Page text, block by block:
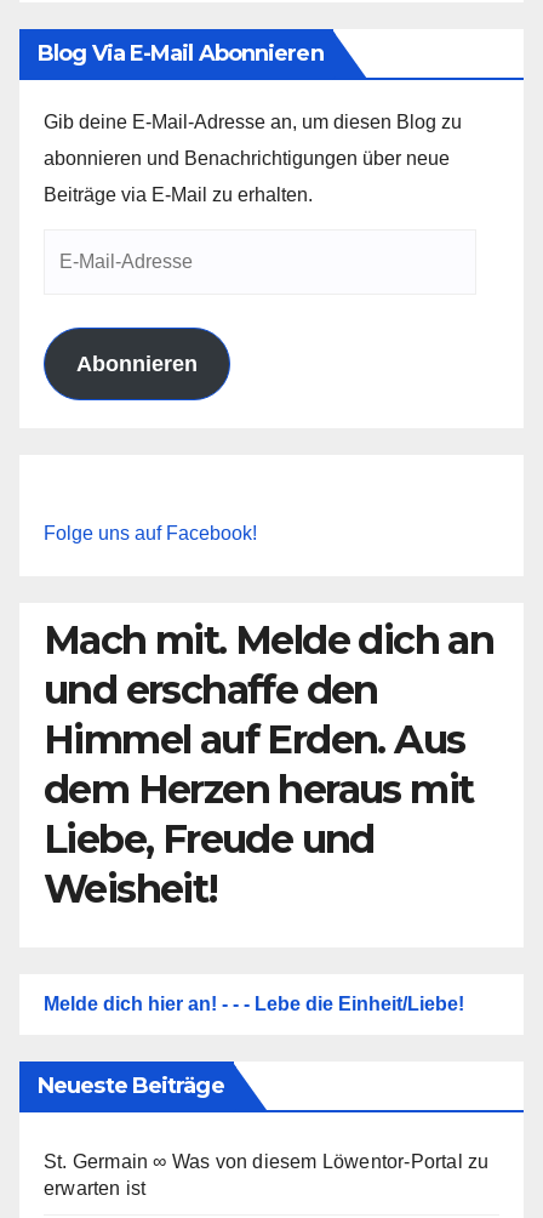
Blog Via E-Mail Abonnieren
Gib deine E-Mail-Adresse an, um diesen Blog zu
abonnieren und Benachrichtigungen über neue
Beiträge via E-Mail zu erhalten.
Abonnieren
Folge uns auf Facebook!
Mach mit. Melde dich an
und erschaffe den
Himmel auf Erden. Aus
dem Herzen heraus mit
Liebe, Freude und
Weisheit!
Melde dich hier an! - - - Lebe die Einheit/Liebe!
Neueste Beiträge
St. Germain ∞ Was von diesem Löwentor-Portal zu
erwarten ist